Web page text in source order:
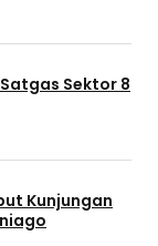
Sektor 8
Kunjungan